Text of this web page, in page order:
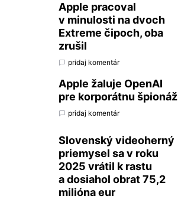
Apple pracoval
v minulosti na dvoch
Extreme čipoch, oba
zrušil
pridaj komentár
Apple žaluje OpenAI
pre korporátnu špionáž
pridaj komentár
Slovenský videoherný
priemysel sa v roku
2025 vrátil k rastu
a dosiahol obrat 75,2
milióna eur